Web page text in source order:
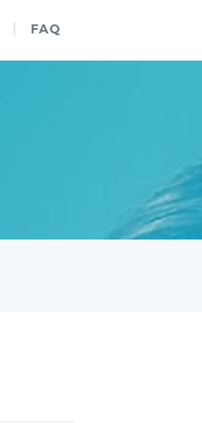
FAQ